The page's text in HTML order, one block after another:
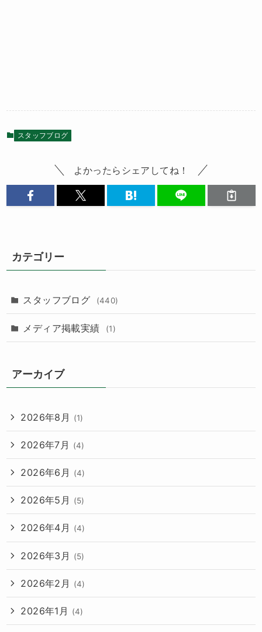
スタッフブログ
よかったらシェアしてね！
カテゴリー
スタッフブログ (440)
メディア掲載実績 (1)
アーカイブ
2026年8月 (1)
2026年7月 (4)
2026年6月 (4)
2026年5月 (5)
2026年4月 (4)
2026年3月 (5)
2026年2月 (4)
2026年1月 (4)